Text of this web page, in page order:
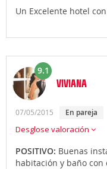
Un Excelente hotel
9.1
VIVIANA
07/05/2015 en pareja
Desglose valoración
POSITIVO: Buenas
habitación y baño con